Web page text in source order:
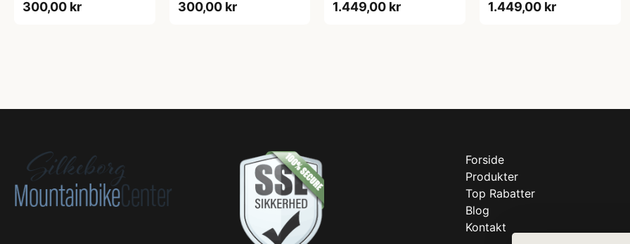
300,00 kr 300,00 kr 1.449,00 kr 1.449,00 kr
Forside
Produkter
Top Rabatter
Blog
Kontakt